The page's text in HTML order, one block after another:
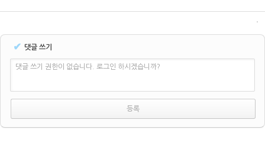
✔ 댓글 쓰기
댓글 쓰기 권한이 없습니다. 로그인 하시겠습니까?